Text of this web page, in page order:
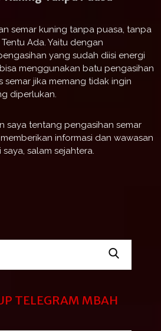
semar kuning tanpa puasa, tanpa
Ada. Yaitu dengan
yang sudah diisi energi
menggunakan batu pengasihan
semar jika memang tidak ingin
diperlukan.
saya tentang pengasihan semar
informasi dan wawasan
salam sejahtera.
TELEGRAM MBAH